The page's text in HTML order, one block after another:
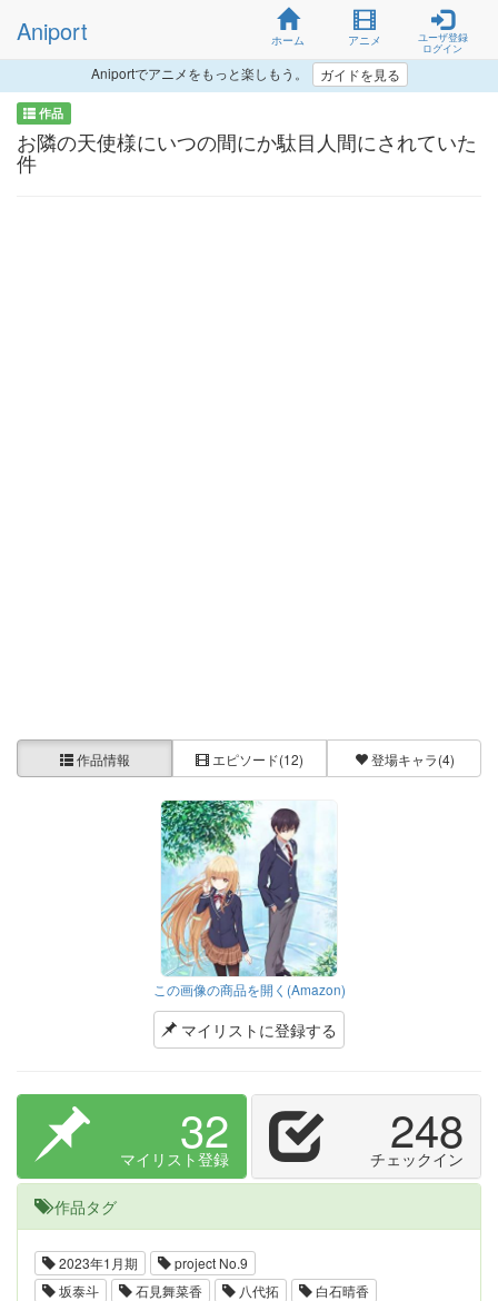
Aniport ホーム アニメ
ユーザ登録
ログイン
Aniportでアニメをもっと楽しもう。 ガイドを見る
作品
お隣の天使様にいつの間にか駄目人間にされていた
件
作品情報 エピソード(12) 登場キャラ(4)
この画像の商品を開く(Amazon)
マイリストに登録する
32
マイリスト登録 248
チェックイン
作品タグ
2023年1月期
project No.9
坂泰斗
石見舞菜香 八代拓
白石晴香